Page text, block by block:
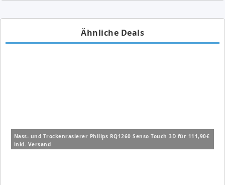
Ähnliche Deals
Nass- und Trockenrasierer Philips RQ1260 Senso Touch 3D für 111,90€
inkl. Versand